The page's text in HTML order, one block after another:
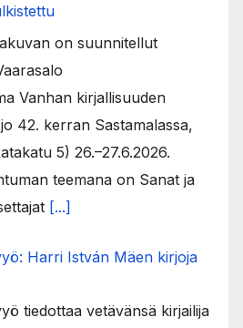
on suunnitellut
Vanhan kirjallisuuden
42. kerran Sastamalassa,
5) 26.–27.6.2026.
teemana on Sanat ja
[...]
Harri István Mäen kirjoja
tiedottaa vetävänsä kirjailija